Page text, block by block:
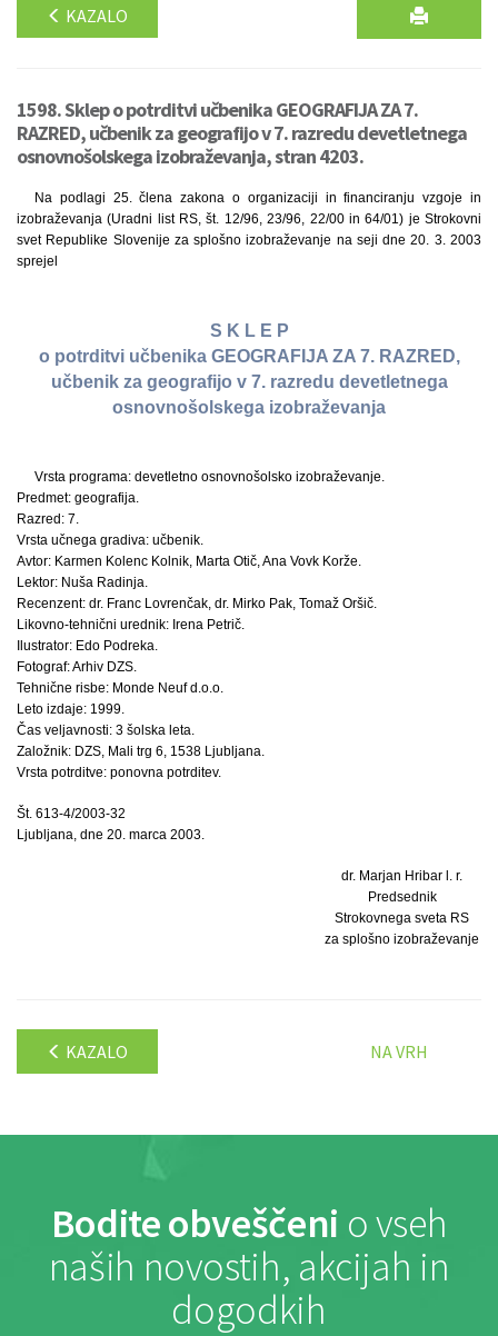
KAZALO
1598. Sklep o potrditvi učbenika GEOGRAFIJA ZA 7.
RAZRED, učbenik za geografijo v 7. razredu devetletnega
osnovnošolskega izobraževanja, stran 4203.
Na podlagi 25. člena zakona o organizaciji in financiranju vzgoje in
izobraževanja (Uradni list RS, št. 12/96, 23/96, 22/00 in 64/01) je Strokovni
svet Republike Slovenije za splošno izobraževanje na seji dne 20. 3. 2003
sprejel
S K L E P
o potrditvi učbenika GEOGRAFIJA ZA 7. RAZRED,
učbenik za geografijo v 7. razredu devetletnega
osnovnošolskega izobraževanja
Vrsta programa: devetletno osnovnošolsko izobraževanje.
Predmet: geografija.
Razred: 7.
Vrsta učnega gradiva: učbenik.
Avtor: Karmen Kolenc Kolnik, Marta Otič, Ana Vovk Korže.
Lektor: Nuša Radinja.
Recenzent: dr. Franc Lovrenčak, dr. Mirko Pak, Tomaž Oršič.
Likovno-tehnični urednik: Irena Petrič.
Ilustrator: Edo Podreka.
Fotograf: Arhiv DZS.
Tehnične risbe: Monde Neuf d.o.o.
Leto izdaje: 1999.
Čas veljavnosti: 3 šolska leta.
Založnik: DZS, Mali trg 6, 1538 Ljubljana.
Vrsta potrditve: ponovna potrditev.
Št. 613-4/2003-32
Ljubljana, dne 20. marca 2003.
dr. Marjan Hribar l. r.
Predsednik
Strokovnega sveta RS
za splošno izobraževanje
KAZALO NA VRH
Bodite obveščeni o vseh
naših novostih, akcijah in
dogodkih